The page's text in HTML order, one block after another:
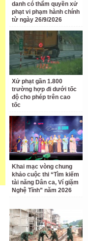
danh có thẩm quyền xử
phạt vi phạm hành chính
từ ngày 26/9/2026
Xử phạt gần 1.800
trường hợp đi dưới tốc
độ cho phép trên cao
tốc
Khai mạc vòng chung
khảo cuộc thi “Tìm kiếm
tài năng Dân ca, Ví giặm
Nghệ Tĩnh” năm 2026